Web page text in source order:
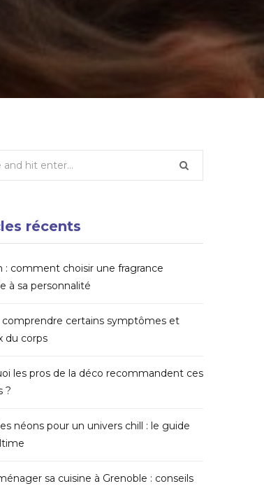
récents
: comment choisir une fragrance
à sa personnalité
comprendre certains symptômes et
du corps
les pros de la déco recommandent ces
?
néons pour un univers chill : le guide
sa cuisine à Grenoble : conseils